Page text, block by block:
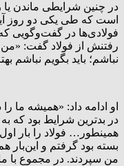
در چنین شرایطی ماندن
است که طی یکی دو روز
فولادی‌ها در گفت‌وگویی
رفتنش از فولاد گفت: «من
نباشم؛ باید بگویم نباشم
او ادامه داد: «همیشه ما
در بدترین شرایط بود که
همینطور… فولاد را بار
بسته بود گرفتم و
من سپردند. در مجموع با